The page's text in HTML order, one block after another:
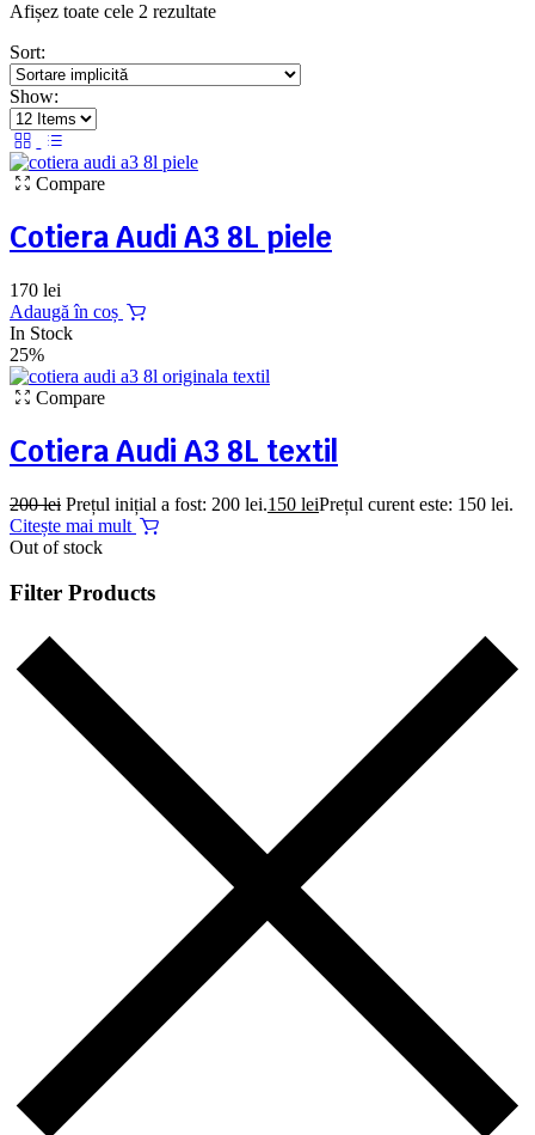
Afișez toate cele 2 rezultate
Sort:
Show:
Compare
Cotiera Audi A3 8L piele
170 lei
Adaugă în coș
In Stock
25%
Compare
Cotiera Audi A3 8L textil
200lei Prețul inițial a fost: 200 lei.150 leiPrețul curent este: 150 lei.
Citește mai mult
Out of stock
Filter Products